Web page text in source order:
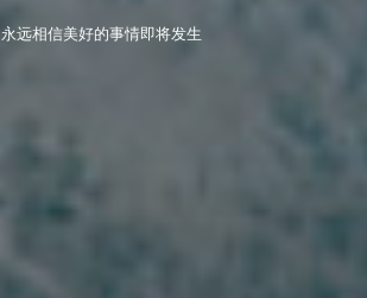
永远相信美好的事情即将发生